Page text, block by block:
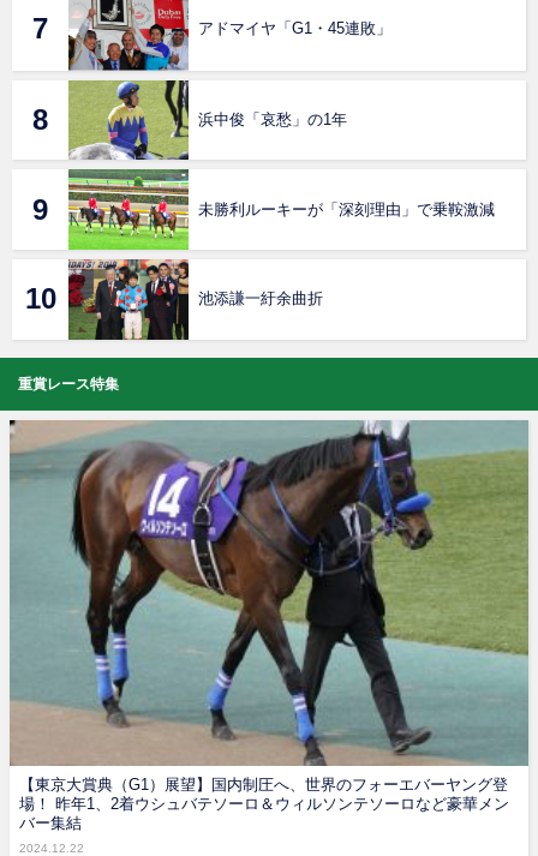
アドマイヤ「G1・45連敗」
浜中俊「哀愁」の1年
未勝利ルーキーが「深刻理由」で乗鞍激減
池添謙一紆余曲折
重賞レース特集
【東京大賞典（G1）展望】国内制圧へ、世界のフォーエバーヤング登
場！ 昨年1、2着ウシュバテソーロ＆ウィルソンテソーロなど豪華メン
バー集結
2024.12.22